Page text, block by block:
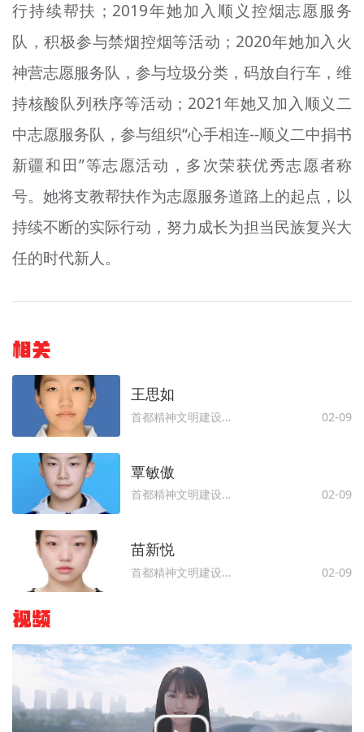
行持续帮扶；2019年她加入顺义控烟志愿服务
队，积极参与禁烟控烟等活动；2020年她加入火
神营志愿服务队，参与垃圾分类，码放自行车，维
持核酸队列秩序等活动；2021年她又加入顺义二
中志愿服务队，参与组织“心手相连--顺义二中捐书
新疆和田”等志愿活动，多次荣获优秀志愿者称
号。她将支教帮扶作为志愿服务道路上的起点，以
持续不断的实际行动，努力成长为担当民族复兴大
任的时代新人。
相关
王思如
首都精神文明建设委员会办公室 02-09
覃敏傲
首都精神文明建设委员会办公室 02-09
苗新悦
首都精神文明建设委员会办公室 02-09
视频